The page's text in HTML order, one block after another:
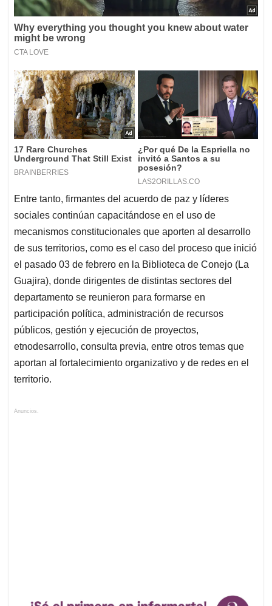
Entre tanto, firmantes del acuerdo de paz y líderes
sociales continúan capacitándose en el uso de
mecanismos constitucionales que aporten al desarrollo
de sus territorios, como es el caso del proceso que inició
el pasado 03 de febrero en la Biblioteca de Conejo (La
Guajira), donde dirigentes de distintas sectores del
departamento se reunieron para formarse en
participación política, administración de recursos
públicos, gestión y ejecución de proyectos,
etnodesarrollo, consulta previa, entre otros temas que
aportan al fortalecimiento organizativo y de redes en el
territorio.
Anuncios.